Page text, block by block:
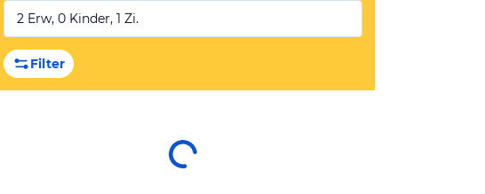
2 Erw, 0 Kinder, 1 Zi.
Filter